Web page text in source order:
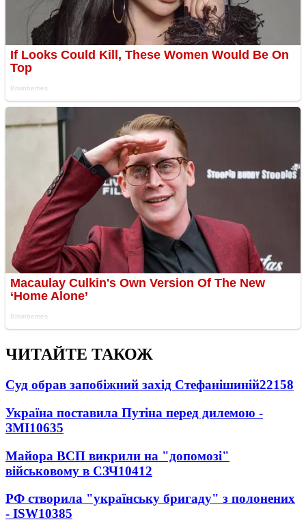
ЧИТАЙТЕ ТАКОЖ
Суд обрав запобіжний захід Стефанішиній22158
Україна поставила Путіна перед дилемою -
ЗМІ10635
Майора ВСП викрили на "допомозі"
військовому в СЗЧ10412
РФ створила "українську бригаду" з полонених
- ISW10385